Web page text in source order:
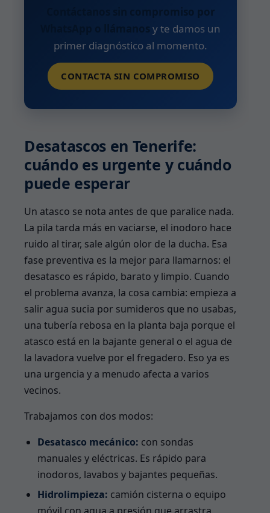
Contáctanos sin compromiso por
WhatsApp o llámanos y te damos un
primer diagnóstico al momento.
CONTACTA SIN COMPROMISO
Desatascos en Tenerife:
cuándo es urgente y cuándo
puede esperar
Un atasco se nota antes de que paralice nada.
La pila tarda más en vaciarse, el inodoro hace
ruido al tirar, sale algún olor de la ducha. Esa
fase preventiva es la mejor para llamarnos: el
desatasco es rápido, barato y limpio. Cuando
el problema avanza, la cosa cambia: empieza a
salir agua sucia por sumideros que no usabas,
una tubería rebosa en la planta baja porque el
atasco está en la bajante general o el agua de
la lavadora vuelve por el fregadero. Eso ya es
una urgencia y a menudo afecta a varios
vecinos.
Trabajamos con dos modos:
Desatasco mecánico: con sondas
manuales y eléctricas. Es rápido para
inodoros, lavabos y bajantes pequeñas.
Hidrolimpieza: camión cisterna o equipo